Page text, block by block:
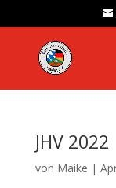
JHV 2022
von Maike |